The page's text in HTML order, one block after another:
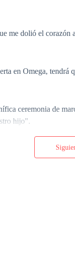
me dolió el corazón
en Omega, tendrá
ceremonia de
hijo".
mi rostro
esta manada.
con